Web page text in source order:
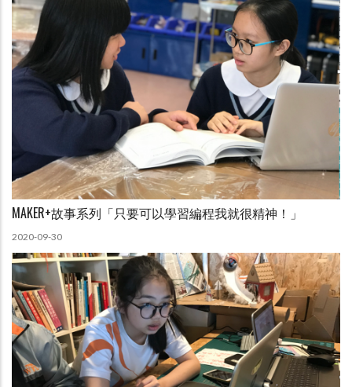
MAKER+故事系列「只要可以學習編程我就很精神！」
2020-09-30